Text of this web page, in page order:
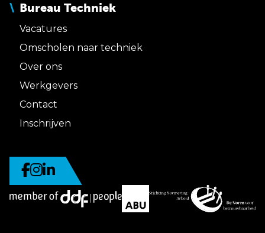
Bureau Techniek
Vacatures
Omscholen naar techniek
Over ons
Werkgevers
Contact
Inschrijven